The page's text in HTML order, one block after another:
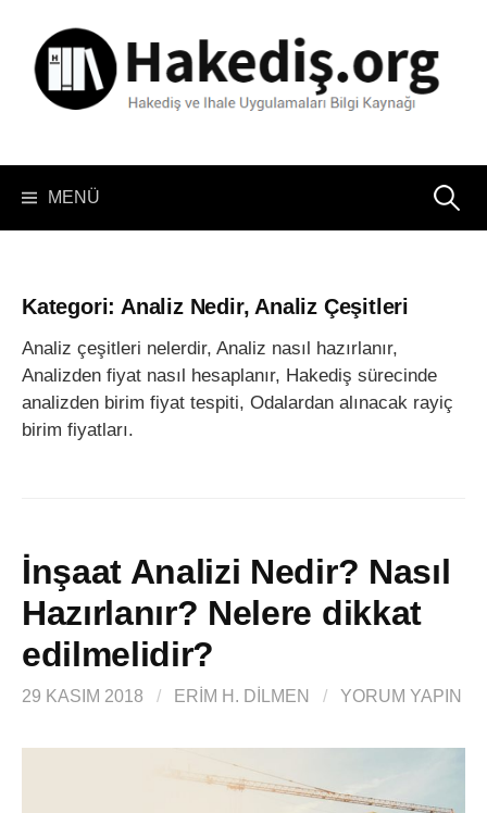
MENÜ Arama:
Kategori: Analiz Nedir, Analiz Çeşitleri
Analiz çeşitleri nelerdir, Analiz nasıl hazırlanır,
Analizden fiyat nasıl hesaplanır, Hakediş sürecinde
analizden birim fiyat tespiti, Odalardan alınacak rayiç
birim fiyatları.
İnşaat Analizi Nedir? Nasıl
Hazırlanır? Nelere dikkat
edilmelidir?
29 KASIM 2018 / ERIM H. DİLMEN / YORUM YAPIN